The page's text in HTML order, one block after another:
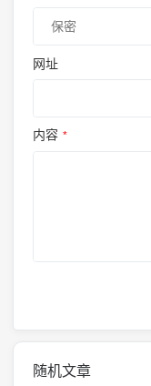
网址
内容 *
随机文章